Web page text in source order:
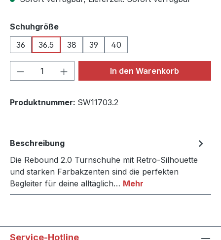
Schuhgrößeauswählen
36
36.5 38 39 40
Produkt Anzahl: Gib denIn den Warenkorb
Produktnummer: SW11703.2
Beschreibung
Die Rebound 2.0 Turnschuhe mit Retro-Silhouette
und starken Farbakzenten sind die perfekten
Begleiter für deine alltäglich… Mehr
Service-Hotline